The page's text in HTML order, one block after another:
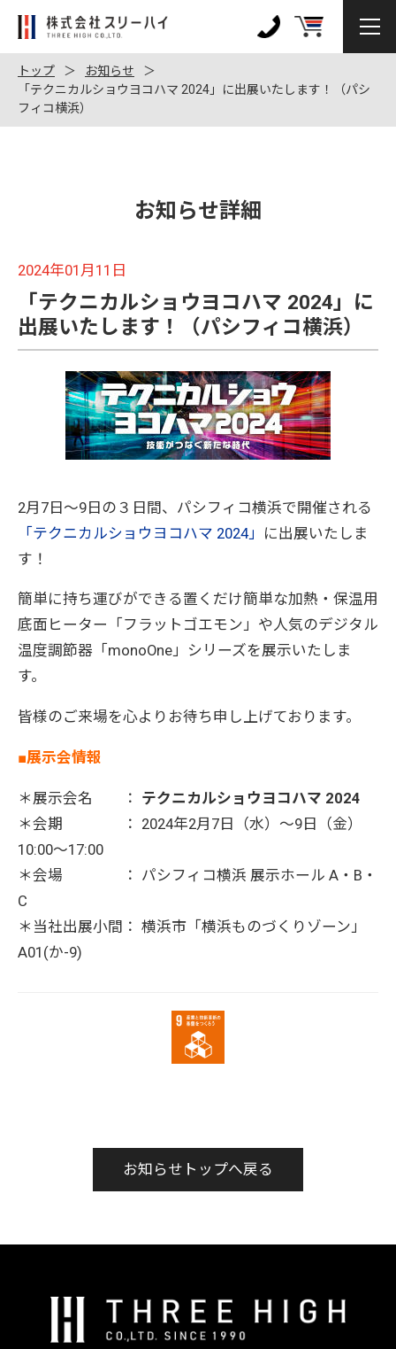
株
会
社
ス
リ
128
トップ
お知らせ
「テクニカルショウヨコハマ 2024」に出展いたします！（パシ
フィコ横浜）
お知らせ詳細
2024年01月11日
「テクニカルショウヨコハマ 2024」に
出展いたします！（パシフィコ横浜）
2月7日～9日の３日間、パシフィコ横浜で開催される
「テクニカルショウヨコハマ 2024」 に出展いたしま
す！
簡単に持ち運びができる置くだけ簡単な加熱・保温用
底面ヒーター「フラットゴエモン」や人気のデジタル
温度調節器「monoOne」シリーズを展示いたしま
す。
皆様のご来場を心よりお待ち申し上げております。
■展示会情報
＊展示会名 ： テクニカルショウヨコハマ 2024
＊会期 ： 2024年2月7日（水）〜9日（金）
10:00〜17:00
＊会場 ： パシフィコ横浜 展示ホール A・B・
C
＊当社出展⼩間： 横浜市「横浜ものづくりゾーン」
A01(か-9)
お知らせトップへ戻る